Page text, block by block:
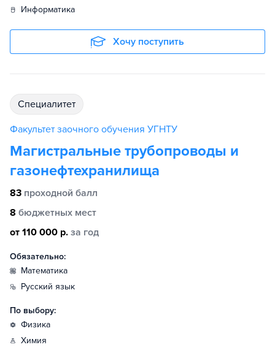
информатика
Хочу поступить
специалитет
Факультет заочного обучения УГНТУ
Магистральные трубопроводы и
газонефтехранилища
83 проходной балл
8 бюджетных мест
от 110 000 р. за год
Обязательно:
математика
русский язык
По выбору:
физика
химия